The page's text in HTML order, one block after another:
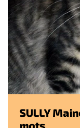
SULLY
mots